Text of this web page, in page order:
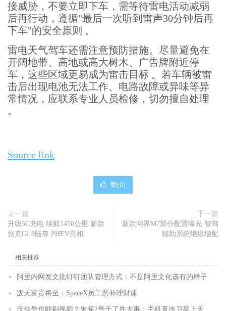
接威胁，不要立即下车，需等待雷电活动减弱
后再行动，遵循"最后一次听到雷声30分钟后再
下车"的安全原则 。
雷电天气驾车还需注意预防措施。尽量避免在
开阔地带、高地或高大树木、广告牌附近停
车，这些区域更易成为雷击目标 。若车辆被雷
击后出现电池无法工作、电路故障或异味等异
常情况，应联系专业人员检修，切勿擅自处理
。
Source link
赞(0)
上一篇
升级5C充电 续航1450公里 新款
别克GL8陆尊 PHEV亮相
下一篇
新款问界M7部分配置曝光 智驾
辅助系统继续增配
相关推荐
阿里内网发文批钉钉团队管理方式：不是阿里文化该有的样子
泼天富贵将至：SpaceX员工恶补理财课
没信号也能刷视频？朱雀2号干了件大事：手机直连卫星上天